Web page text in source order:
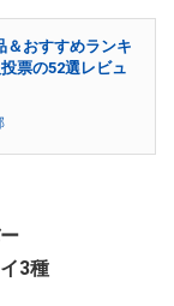
＆おすすめランキ
票の52選レビュ
3種